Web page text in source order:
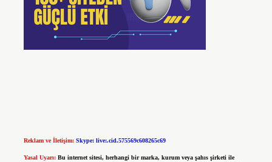
Reklam ve İletişim: Skype: live:.cid.575569c608265c69
Yasal Uyarı: Bu internet sitesi, herhangi bir marka, kurum veya şahıs şirketi ile